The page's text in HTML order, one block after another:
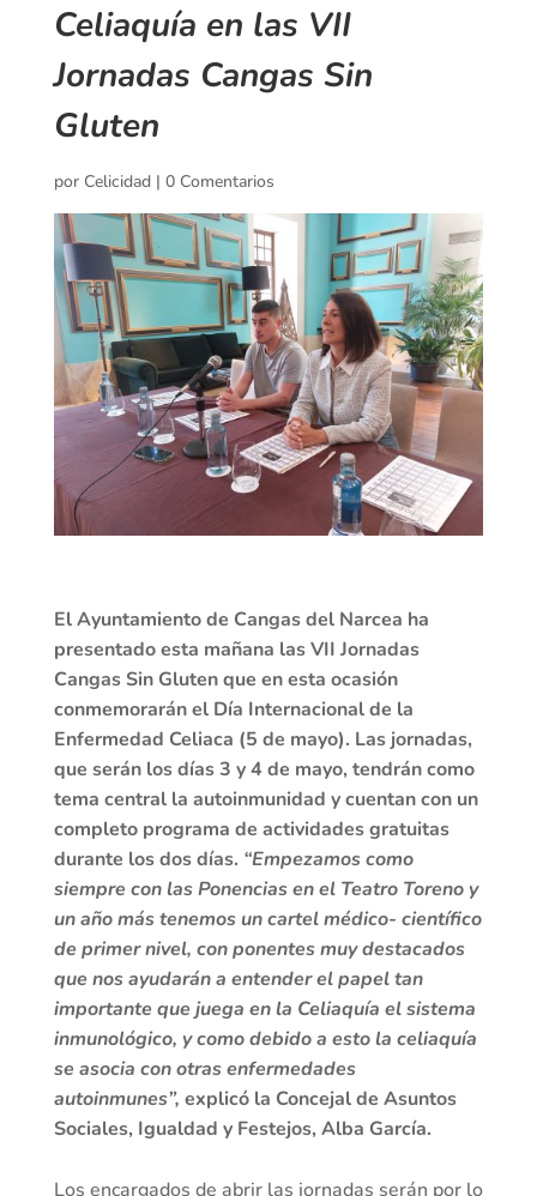
Celiaquía en las VII
Jornadas Cangas Sin
Gluten
por Celicidad| 0 Comentarios
El Ayuntamiento de Cangas del Narcea ha
presentado esta mañana las VII Jornadas
Cangas Sin Gluten que en esta ocasión
conmemorarán el Día Internacional de la
Enfermedad Celiaca (5 de mayo). Las jornadas,
que serán los días 3 y 4 de mayo, tendrán como
tema central la autoinmunidad y cuentan con un
completo programa de actividades gratuitas
durante los dos días. “Empezamos como
siempre con las Ponencias en el Teatro Toreno y
un año más tenemos un cartel médico- científico
de primer nivel, con ponentes muy destacados
que nos ayudarán a entender el papel tan
importante que juega en la Celiaquía el sistema
inmunológico, y como debido a esto la celiaquía
se asocia con otras enfermedades
autoinmunes”, explicó la Concejal de Asuntos
Sociales, Igualdad y Festejos, Alba García.
Los encargados de abrir las jornadas serán por lo